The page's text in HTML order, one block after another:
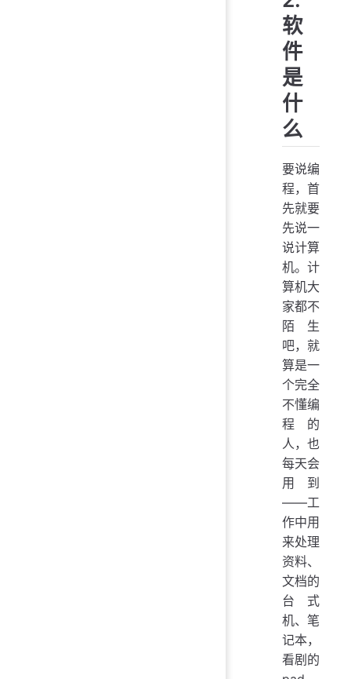
软
件
是
什
么
要说编
程，首
先就要
先说一
说计算
机。计
算机大
家都不
陌生
吧，就
算是一
个完全
不懂编
程的
人，也
每天会
用到
——工
作中用
来处理
资料、
文档的
台式
机、笔
记本，
看剧的